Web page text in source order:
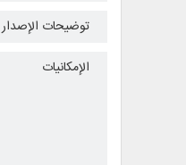
توضيحات الإصدار
الإمكانيات